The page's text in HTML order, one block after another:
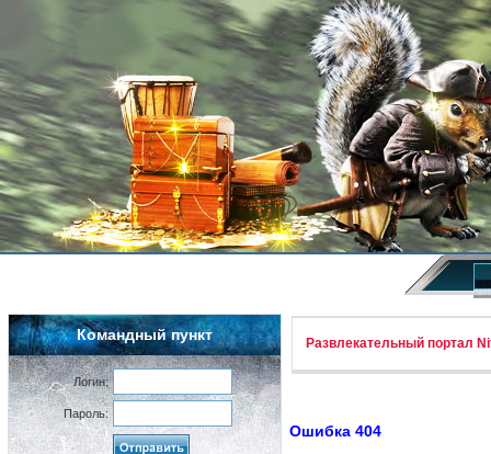
Командный пункт
Логин:
Пароль:
Развлекательный портал
Ошибка 404